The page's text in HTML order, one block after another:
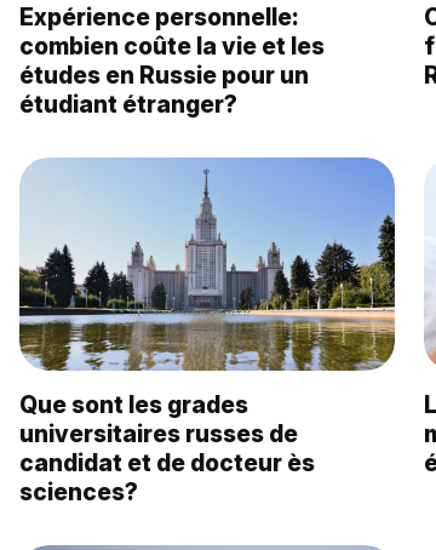
Expérience personnelle:
combien coûte la vie et les
études en Russie pour un
étudiant étranger?
Que sont les grades
universitaires russes de
candidat et de docteur ès
sciences?